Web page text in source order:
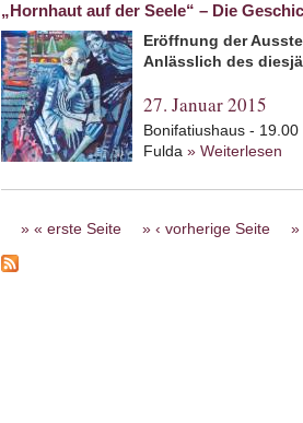
„Hornhaut auf der Seele“ – Die
Eröffnung der
Anlässlich des
27. Januar 2015
Bonifatiushaus - 19.00
Fulda » Weiterlesen
Seiten
« erste Seite ‹ vorherige Seite